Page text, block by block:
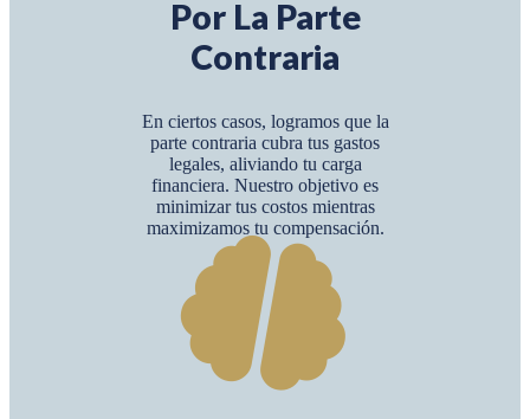
Por La Parte
Contraria
En ciertos casos, logramos que la
parte contraria cubra tus gastos
legales, aliviando tu carga
financiera. Nuestro objetivo es
minimizar tus costos mientras
maximizamos tu compensación.